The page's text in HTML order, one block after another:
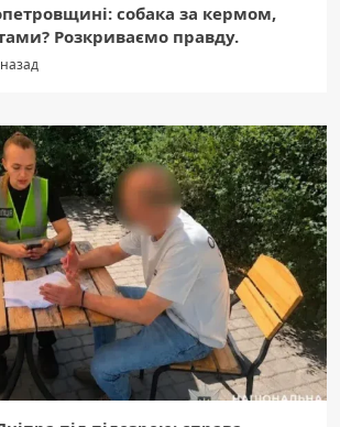
собака за кермом,
Розкриваємо правду.